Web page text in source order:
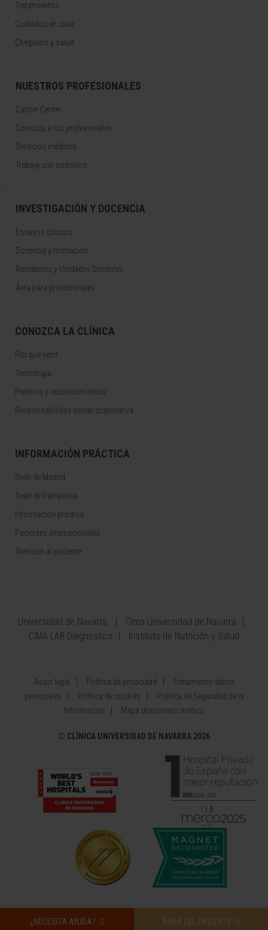
¿NECESITA AYUDA? ÁREA DEL PACIENTE
Tratamientos
Cuidados en casa
Chequeos y salud
NUESTROS PROFESIONALES
Cancer Center
Conozca a los profesionales
Servicios médicos
Trabaje con nosotros
INVESTIGACIÓN Y DOCENCIA
Ensayos clínicos
Docencia y formación
Residentes y Unidades Docentes
Área para profesionales
CONOZCA LA CLÍNICA
Por qué venir
Tecnología
Premios y reconocimientos
Responsabilidad social corporativa
INFORMACIÓN PRÁCTICA
Sede de Madrid
Sede de Pamplona
Información práctica
Pacientes internacionales
Atención al paciente
Universidad de Navarra
Cima Universidad de Navarra
CIMA LAB Diagnostics
Instituto de Nutrición y Salud
Aviso legal Política de privacidad
Tratamiento datos
personales
Política de cookies
Política de Seguridad de la
Información
Mapa diccionario médico
© CLÍNICA UNIVERSIDAD DE NAVARRA 2026